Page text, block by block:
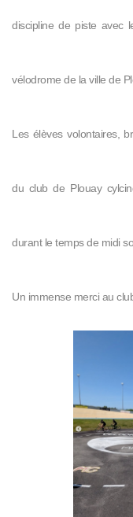
discipline de piste avec
vélodrome de la ville de
Les élèves volontaires,
du club de Plouay
durant le temps de midi
Un immense merci au